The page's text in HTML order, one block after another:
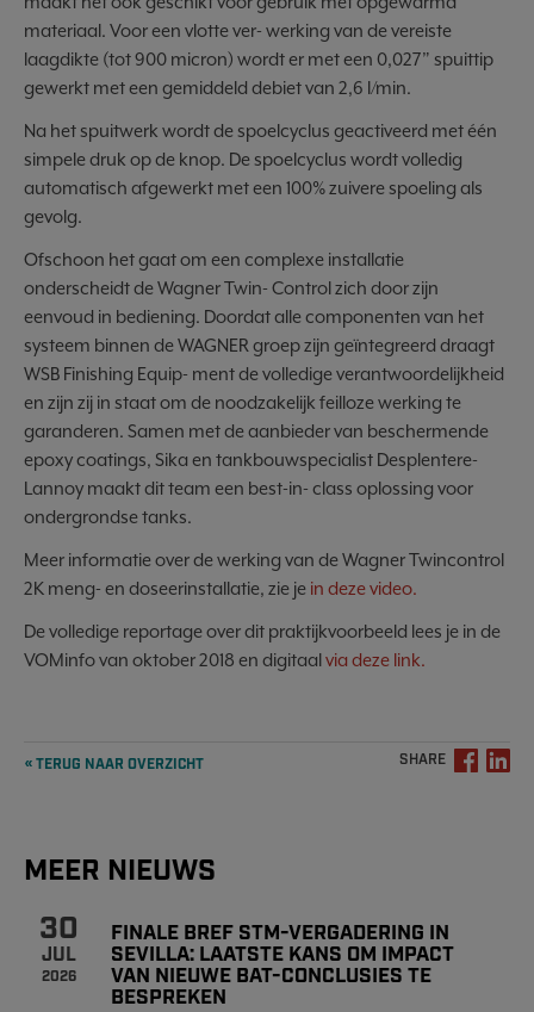
materiaal. Voor een vlotte ver- werking van de vereiste
laagdikte (tot 900 micron) wordt er met een 0,027” spuittip
gewerkt met een gemiddeld debiet van 2,6 l/min.
Na het spuitwerk wordt de spoelcyclus geactiveerd met één
simpele druk op de knop. De spoelcyclus wordt volledig
automatisch afgewerkt met een 100% zuivere spoeling als
gevolg.
Ofschoon het gaat om een complexe installatie
onderscheidt de Wagner Twin- Control zich door zijn
eenvoud in bediening. Doordat alle componenten van het
systeem binnen de WAGNER groep zijn geïntegreerd draagt
WSB Finishing Equip- ment de volledige verantwoordelijkheid
en zijn zij in staat om de noodzakelijk feilloze werking te
garanderen. Samen met de aanbieder van beschermende
epoxy coatings, Sika en tankbouwspecialist Desplentere-
Lannoy maakt dit team een best-in- class oplossing voor
ondergrondse tanks.
Meer informatie over de werking van de Wagner Twincontrol
2K meng- en doseerinstallatie, zie je in deze video.
De volledige reportage over dit praktijkvoorbeeld lees je in de
VOMinfo van oktober 2018 en digitaalvia deze link.
« TERUG NAAR OVERZICHT SHARE
MEER NIEUWS
30
JUL
2026
FINALE BREF STM-VERGADERING IN
SEVILLA: LAATSTE KANS OM IMPACT
VAN NIEUWE BAT-CONCLUSIES TE
BESPREKEN